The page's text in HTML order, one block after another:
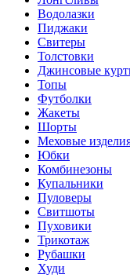
Водолазки
Пиджаки
Свитеры
Толстовки
Джинсовые
Топы
Футболки
Жакеты
Шорты
Меховые
Юбки
Комбинезоны
Купальники
Пуловеры
Свитшоты
Пуховики
Трикотаж
Рубашки
Худи